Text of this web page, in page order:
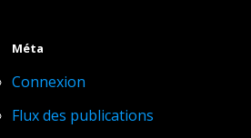
Méta
Connexion
Flux des publications